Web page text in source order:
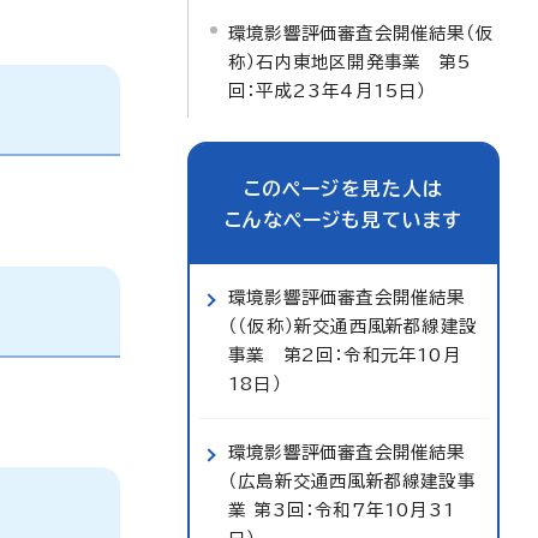
環境影響評価審査会開催結果（仮
称）石内東地区開発事業 第5
回：平成23年4月15日）
このページを見た人は
こんなページも見ています
環境影響評価審査会開催結果
（（仮称）新交通西風新都線建設
事業 第2回：令和元年10月
18日）
環境影響評価審査会開催結果
（広島新交通西風新都線建設事
業 第3回：令和7年10月31